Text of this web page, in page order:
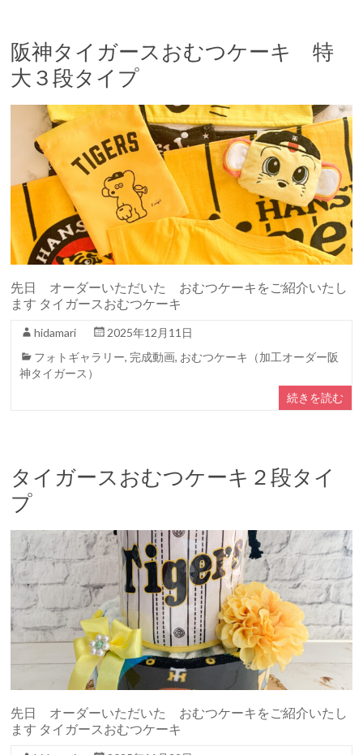
阪神タイガースおむつケーキ 特
大３段タイプ
先日 オーダーいただいた おむつケーキをご紹介いたし
ます タイガースおむつケーキ
hidamari
2025年12月11日
フォトギャラリー, 完成動画, おむつケーキ（加工オーダー阪
神タイガース）
続きを読む
タイガースおむつケーキ２段タイ
プ
先日 オーダーいただいた おむつケーキをご紹介いたし
ます タイガースおむつケーキ